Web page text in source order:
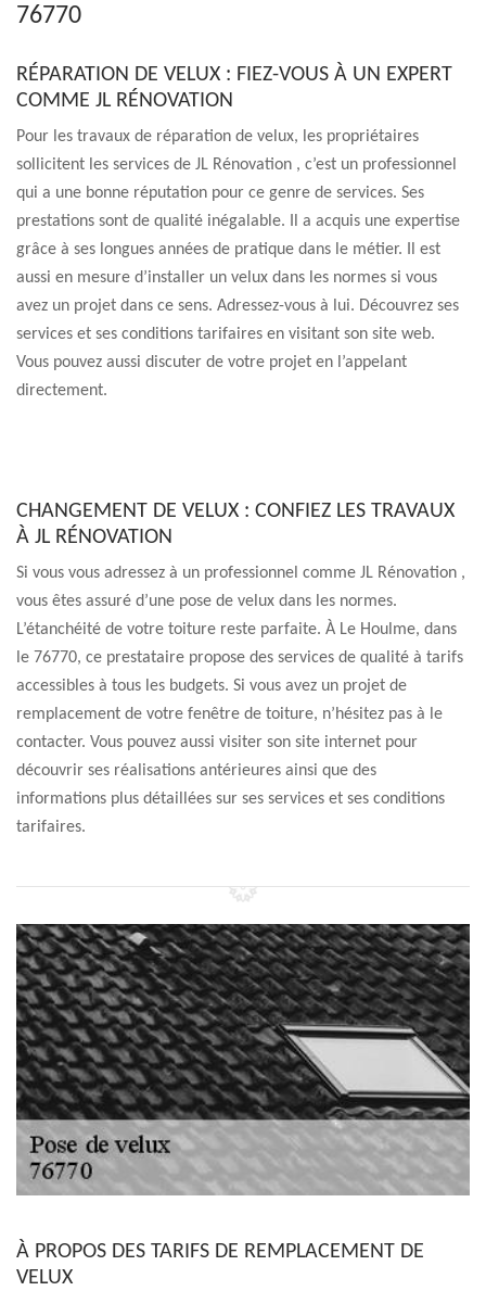
76770
RÉPARATION DE VELUX : FIEZ-VOUS À UN EXPERT
COMME JL RÉNOVATION
Pour les travaux de réparation de velux, les propriétaires
sollicitent les services de JL Rénovation , c’est un professionnel
qui a une bonne réputation pour ce genre de services. Ses
prestations sont de qualité inégalable. Il a acquis une expertise
grâce à ses longues années de pratique dans le métier. Il est
aussi en mesure d’installer un velux dans les normes si vous
avez un projet dans ce sens. Adressez-vous à lui. Découvrez ses
services et ses conditions tarifaires en visitant son site web.
Vous pouvez aussi discuter de votre projet en l’appelant
directement.
CHANGEMENT DE VELUX : CONFIEZ LES TRAVAUX
À JL RÉNOVATION
Si vous vous adressez à un professionnel comme JL Rénovation ,
vous êtes assuré d’une pose de velux dans les normes.
L’étanchéité de votre toiture reste parfaite. À Le Houlme, dans
le 76770, ce prestataire propose des services de qualité à tarifs
accessibles à tous les budgets. Si vous avez un projet de
remplacement de votre fenêtre de toiture, n’hésitez pas à le
contacter. Vous pouvez aussi visiter son site internet pour
découvrir ses réalisations antérieures ainsi que des
informations plus détaillées sur ses services et ses conditions
tarifaires.
À PROPOS DES TARIFS DE REMPLACEMENT DE
VELUX